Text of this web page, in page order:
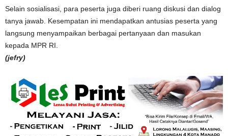
Selain sosialisasi, para peserta juga diberi ruang diskusi dan dialog
tanya jawab. Kesempatan ini mendapatkan antusias peserta yang
langsung menyampaikan berbagai pertanyaan dan masukan
kepada MPR RI.
(jefry)